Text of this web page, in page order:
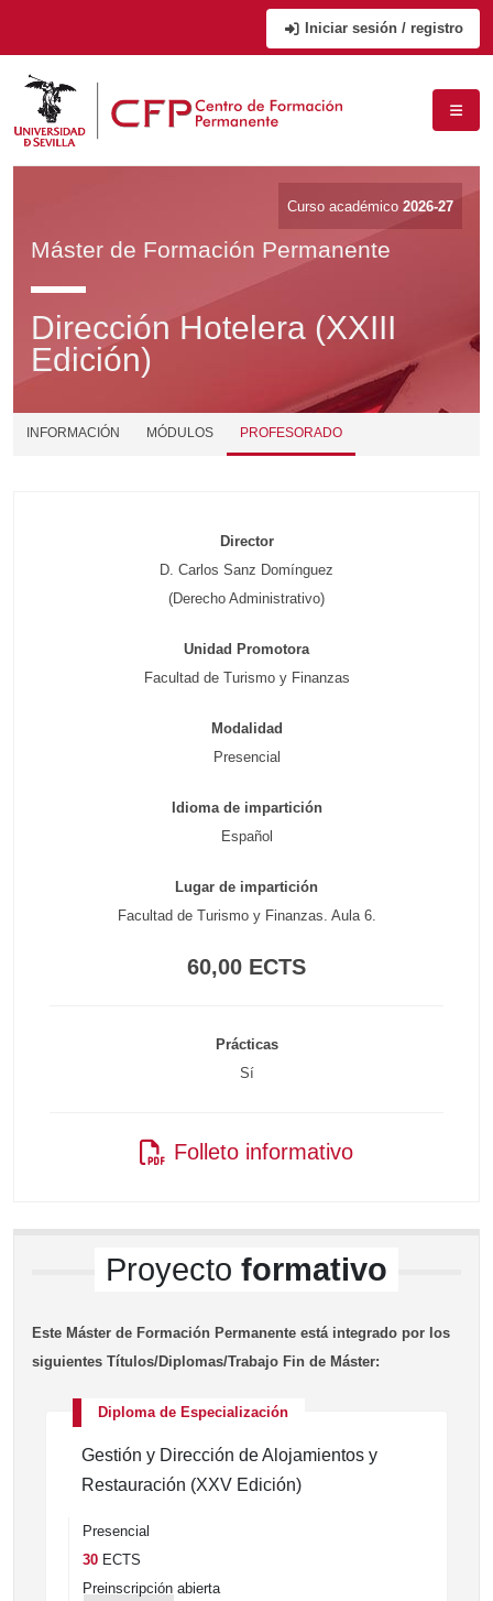
Iniciar sesión / registro
Curso académico 2026-27
Máster de Formación Permanente
Dirección Hotelera (XXIII
Edición)
INFORMACIÓN MÓDULOS PROFESORADO
Director
D. Carlos Sanz Domínguez
(Derecho Administrativo)
Unidad Promotora
Facultad de Turismo y Finanzas
Modalidad
Presencial
Idioma de impartición
Español
Lugar de impartición
Facultad de Turismo y Finanzas. Aula 6.
60,00 ECTS
Prácticas
Sí
Folleto informativo
Proyecto formativo
Este Máster de Formación Permanente está integrado por los
siguientes Títulos/Diplomas/Trabajo Fin de Máster:
Diploma de Especialización
Gestión y Dirección de Alojamientos y
Restauración (XXV Edición)
Presencial
30 ECTS
Preinscripción abierta